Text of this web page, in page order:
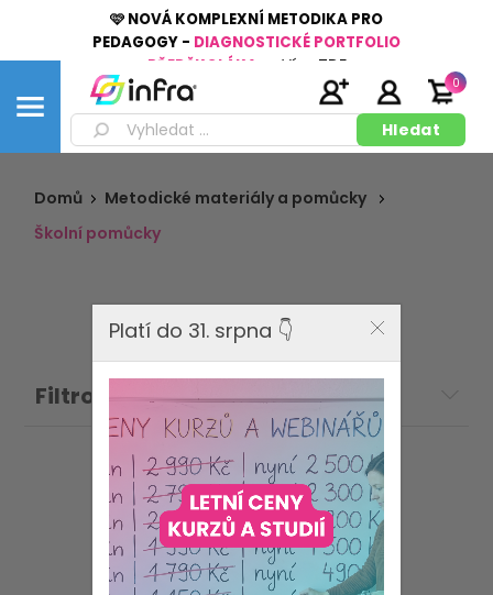
🩷 NOVÁ KOMPLEXNÍ METODIKA PRO
PEDAGOGY - DIAGNOSTICKÉ PORTFOLIO
PŘEDŠKOLÁKA
Více ZDE
0
Domů
Metodické materiály a pomůcky
Školní pomůcky
Filtrovat:
Školní pomůcky
Platí do 31. srpna 👇